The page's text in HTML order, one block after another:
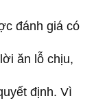
đánh giá có
ăn lỗ chịu,
định. Vì